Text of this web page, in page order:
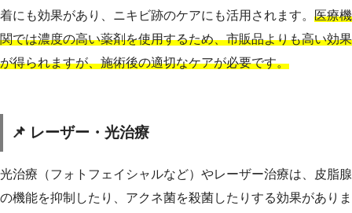
着にも効果があり、ニキビ跡のケアにも活用されます。 医療機
関では濃度の高い薬剤を使用するため、市販品よりも高い効果
が得られますが、施術後の適切なケアが必要です。
📌 レーザー・光治療
光治療（フォトフェイシャルなど）やレーザー治療は、皮脂腺
の機能を抑制したり、アクネ菌を殺菌したりする効果がありま